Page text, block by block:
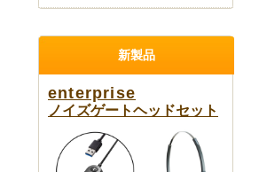
新製品
enterprise
ノイズゲートヘッドセット